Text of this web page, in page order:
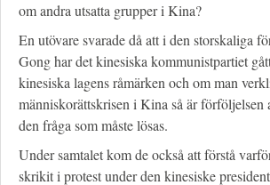
om andra utsatta grupper i Kina?
En utövare svarade då att i den storskaliga
Gong har det kinesiska kommunistpartiet
kinesiska lagens råmärken och om man
människorättskrisen i Kina så är förföljelsen
den fråga som måste lösas.
Under samtalet kom de också att förstå
skrikit i protest under den kinesiske